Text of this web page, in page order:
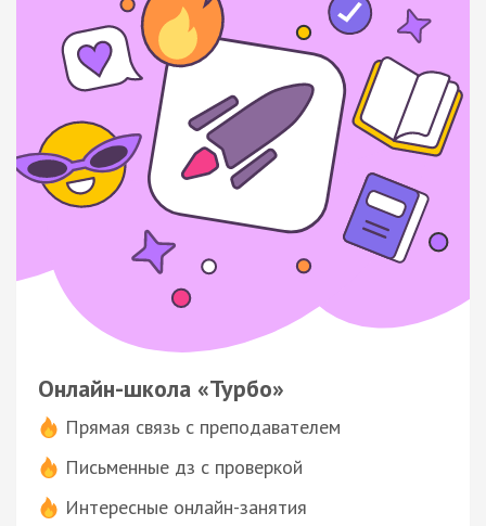
Онлайн-школа «Турбо»
Прямая связь с преподавателем
Письменные дз с проверкой
Интересные онлайн-занятия